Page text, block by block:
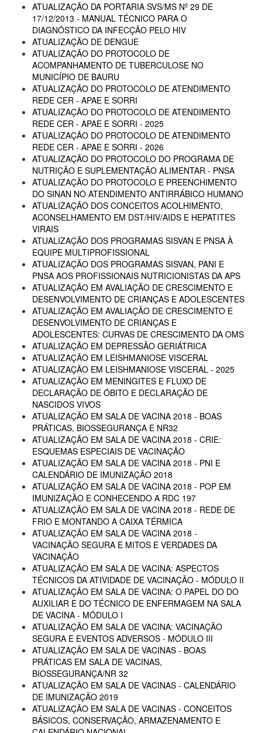
ATUALIZAÇÃO DA PORTARIA SVS/MS Nº 29 DE
17/12/2013 - MANUAL TÉCNICO PARA O
DIAGNÓSTICO DA INFECÇÃO PELO HIV
ATUALIZAÇÃO DE DENGUE
ATUALIZAÇÃO DO PROTOCOLO DE
ACOMPANHAMENTO DE TUBERCULOSE NO
MUNICÍPIO DE BAURU
ATUALIZAÇÃO DO PROTOCOLO DE ATENDIMENTO
REDE CER - APAE E SORRI
ATUALIZAÇÃO DO PROTOCOLO DE ATENDIMENTO
REDE CER - APAE E SORRI - 2025
ATUALIZAÇÃO DO PROTOCOLO DE ATENDIMENTO
REDE CER - APAE E SORRI - 2026
ATUALIZAÇÃO DO PROTOCOLO DO PROGRAMA DE
NUTRIÇÃO E SUPLEMENTAÇÃO ALIMENTAR - PNSA
ATUALIZAÇÃO DO PROTOCOLO E PREENCHIMENTO
DO SINAN NO ATENDIMENTO ANTIRRÁBICO HUMANO
ATUALIZAÇÃO DOS CONCEITOS ACOLHIMENTO,
ACONSELHAMENTO EM DST/HIV/AIDS E HEPATITES
VIRAIS
ATUALIZAÇÃO DOS PROGRAMAS SISVAN E PNSA À
EQUIPE MULTIPROFISSIONAL
ATUALIZAÇÃO DOS PROGRAMAS SISVAN, PANI E
PNSA AOS PROFISSIONAIS NUTRICIONISTAS DA APS
ATUALIZAÇÃO EM AVALIAÇÃO DE CRESCIMENTO E
DESENVOLVIMENTO DE CRIANÇAS E ADOLESCENTES
ATUALIZAÇÃO EM AVALIAÇÃO DE CRESCIMENTO E
DESENVOLVIMENTO DE CRIANÇAS E
ADOLESCENTES: CURVAS DE CRESCIMENTO DA OMS
ATUALIZAÇÃO EM DEPRESSÃO GERIÁTRICA
ATUALIZAÇÃO EM LEISHMANIOSE VISCERAL
ATUALIZAÇÃO EM LEISHMANIOSE VISCERAL - 2025
ATUALIZAÇÃO EM MENINGITES E FLUXO DE
DECLARAÇÃO DE ÓBITO E DECLARAÇÃO DE
NASCIDOS VIVOS
ATUALIZAÇÃO EM SALA DE VACINA 2018 - BOAS
PRÁTICAS, BIOSSEGURANÇA E NR32
ATUALIZAÇÃO EM SALA DE VACINA 2018 - CRIE:
ESQUEMAS ESPECIAIS DE VACINAÇÃO
ATUALIZAÇÃO EM SALA DE VACINA 2018 - PNI E
CALENDÁRIO DE IMUNIZAÇÃO 2018
ATUALIZAÇÃO EM SALA DE VACINA 2018 - POP EM
IMUNIZAÇÃO E CONHECENDO A RDC 197
ATUALIZAÇÃO EM SALA DE VACINA 2018 - REDE DE
FRIO E MONTANDO A CAIXA TÉRMICA
ATUALIZAÇÃO EM SALA DE VACINA 2018 -
VACINAÇÃO SEGURA E MITOS E VERDADES DA
VACINAÇÃO
ATUALIZAÇÃO EM SALA DE VACINA: ASPECTOS
TÉCNICOS DA ATIVIDADE DE VACINAÇÃO - MÓDULO II
ATUALIZAÇÃO EM SALA DE VACINA: O PAPEL DO DO
AUXILIAR E DO TÉCNICO DE ENFERMAGEM NA SALA
DE VACINA - MÓDULO I
ATUALIZAÇÃO EM SALA DE VACINA: VACINAÇÃO
SEGURA E EVENTOS ADVERSOS - MÓDULO III
ATUALIZAÇÃO EM SALA DE VACINAS - BOAS
PRÁTICAS EM SALA DE VACINAS,
BIOSSEGURANÇA/NR 32
ATUALIZAÇÃO EM SALA DE VACINAS - CALENDÁRIO
DE IMUNIZAÇÃO 2019
ATUALIZAÇÃO EM SALA DE VACINAS - CONCEITOS
BÁSICOS, CONSERVAÇÃO, ARMAZENAMENTO E